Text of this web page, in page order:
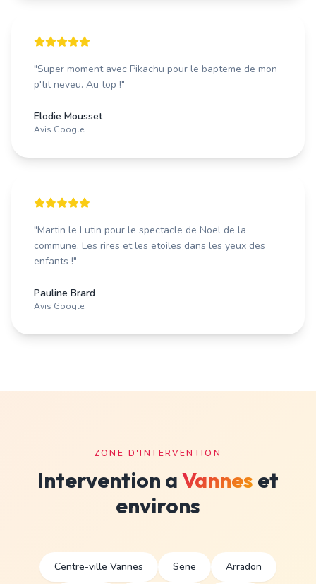
"Super moment avec Pikachu pour le bapteme de mon
p'tit neveu. Au top !"
Elodie Mousset
Avis Google
"Martin le Lutin pour le spectacle de Noel de la
commune. Les rires et les etoiles dans les yeux des
enfants !"
Pauline Brard
Avis Google
ZONE D'INTERVENTION
Intervention aVannes et
environs
Centre-ville Vannes Sene Arradon